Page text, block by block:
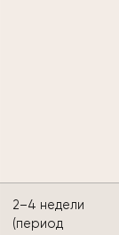
2–4 недели
(период